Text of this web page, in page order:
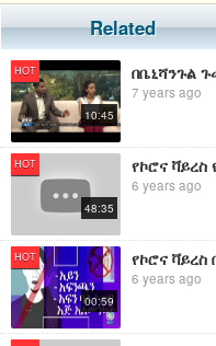
Related
HOT
10:45
7 years ago
HOT
48:35
የኮሮና
6 years ago
HOT
00:59
6 years ago